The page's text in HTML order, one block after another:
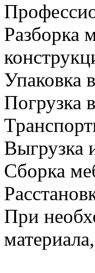
Разборка
Упаковка
Погрузка
Выгрузка
Сборка
При